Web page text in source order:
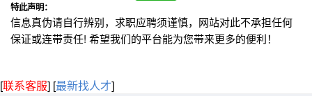
特此声明：
信息真伪请自行辨别，求职应聘须谨慎，网站对此不承担任何
保证或连带责任! 希望我们的平台能为您带来更多的便利！
[联系客服] [最新找人才]